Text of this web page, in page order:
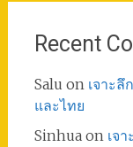
Recent
Salu on เจาะลึ
และไทย
Sinhuaon เจ